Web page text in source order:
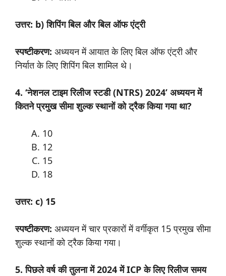
उत्तर: b) शिपिंग बिल और बिल ऑफ एंट्री
स्पष्टीकरण: अध्ययन में आयात के लिए बिल ऑफ एंट्री और
निर्यात के लिए शिपिंग बिल शामिल थे।
4. ‘नेशनल टाइम रिलीज स्टडी (NTRS) 2024’ अध्ययन में
कितने प्रमुख सीमा शुल्क स्थानों को ट्रैक किया गया था?
10
12
15
18
उत्तर: c) 15
स्पष्टीकरण: अध्ययन में चार प्रकारों में वर्गीकृत 15 प्रमुख सीमा
शुल्क स्थानों को ट्रैक किया गया।
5. पिछले वर्ष की तुलना में 2024 में ICP के लिए रिलीज समय